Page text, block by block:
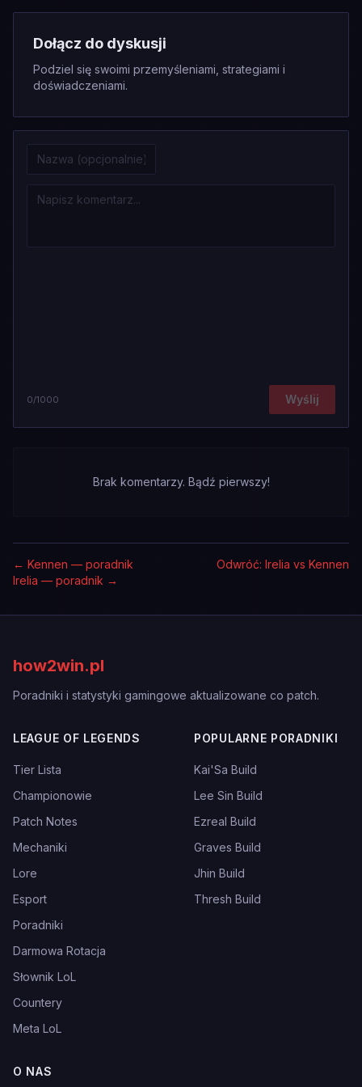
Dołącz do dyskusji
Podziel się swoimi przemyśleniami, strategiami i
doświadczeniami.
0/1000 Wyślij
Brak komentarzy. Bądź pierwszy!
← Kennen — poradnik
Odwróć: Irelia vs Kennen
Irelia — poradnik →
how2win.pl
Poradniki i statystyki gamingowe aktualizowane co patch.
LEAGUE OF LEGENDS
Tier Lista
Championowie
Patch Notes
Mechaniki
Lore
Esport
Poradniki
Darmowa Rotacja
Słownik LoL
Countery
Meta LoL
POPULARNE PORADNIKI
Kai'Sa Build
Lee Sin Build
Ezreal Build
Graves Build
Jhin Build
Thresh Build
O NAS